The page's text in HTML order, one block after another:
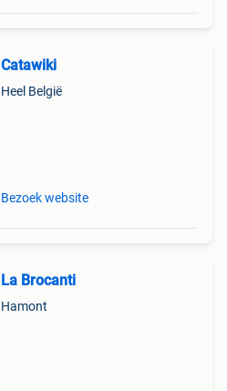
Catawiki
Heel België
Bezoek website
La Brocanti
Hamont